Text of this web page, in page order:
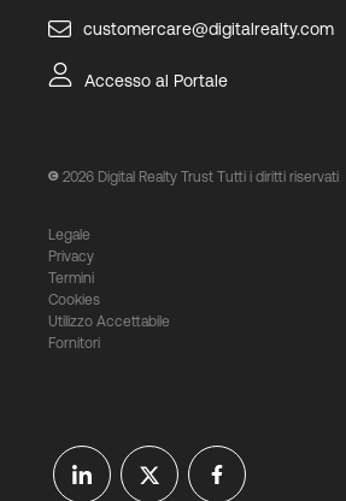
customercare@digitalrealty.com
Accesso al Portale
2026 Digital Realty Trust Tutti i diritti riservati
Legale
Privacy
Termini
Cookies
Utilizzo Accettabile
Fornitori